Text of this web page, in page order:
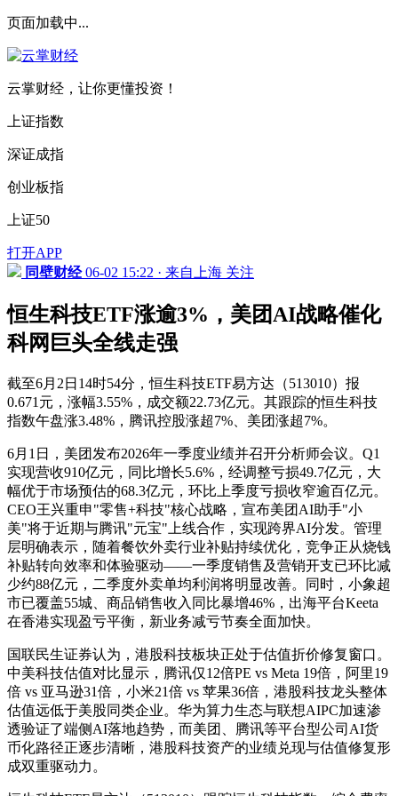
页面加载中...
云掌财经，让你更懂投资！
上证指数
深证成指
创业板指
上证50
打开APP
同壁财经 06-02 15:22 · 来自上海 关注
恒生科技ETF涨逾3%，美团AI战略催化
科网巨头全线走强
截至6月2日14时54分，恒生科技ETF易方达（513010）报
0.671元，涨幅3.55%，成交额22.73亿元。其跟踪的恒生科技
指数午盘涨3.48%，腾讯控股涨超7%、美团涨超7%。
6月1日，美团发布2026年一季度业绩并召开分析师会议。Q1
实现营收910亿元，同比增长5.6%，经调整亏损49.7亿元，大
幅优于市场预估的68.3亿元，环比上季度亏损收窄逾百亿元。
CEO王兴重申"零售+科技"核心战略，宣布美团AI助手"小
美"将于近期与腾讯"元宝"上线合作，实现跨界AI分发。管理
层明确表示，随着餐饮外卖行业补贴持续优化，竞争正从烧钱
补贴转向效率和体验驱动——一季度销售及营销开支已环比减
少约88亿元，二季度外卖单均利润将明显改善。同时，小象超
市已覆盖55城、商品销售收入同比暴增46%，出海平台Keeta
在香港实现盈亏平衡，新业务减亏节奏全面加快。
国联民生证券认为，港股科技板块正处于估值折价修复窗口。
中美科技估值对比显示，腾讯仅12倍PE vs Meta 19倍，阿里19
倍 vs 亚马逊31倍，小米21倍 vs 苹果36倍，港股科技龙头整体
估值远低于美股同类企业。华为算力生态与联想AIPC加速渗
透验证了端侧AI落地趋势，而美团、腾讯等平台型公司AI货
币化路径正逐步清晰，港股科技资产的业绩兑现与估值修复形
成双重驱动力。